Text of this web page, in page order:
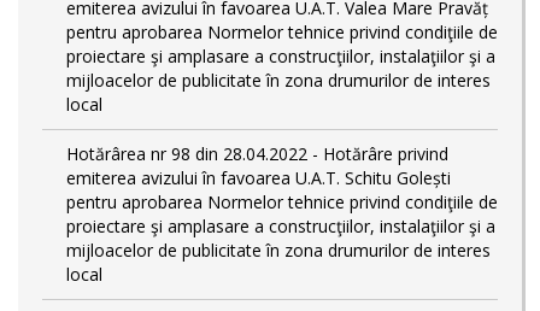
emiterea avizului în favoarea U.A.T. Valea Mare Pravăț
pentru aprobarea Normelor tehnice privind condiţiile de
proiectare şi amplasare a construcţiilor, instalaţiilor şi a
mijloacelor de publicitate în zona drumurilor de interes
local
Hotărârea nr 98 din 28.04.2022 - Hotărâre privind
emiterea avizului în favoarea U.A.T. Schitu Golești
pentru aprobarea Normelor tehnice privind condiţiile de
proiectare şi amplasare a construcţiilor, instalaţiilor şi a
mijloacelor de publicitate în zona drumurilor de interes
local